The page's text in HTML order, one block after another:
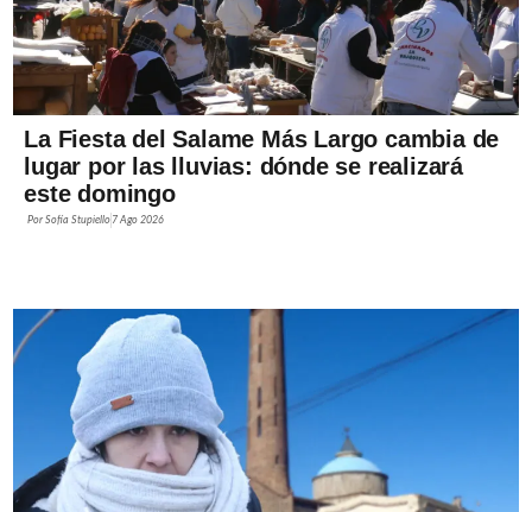
La Fiesta del Salame Más Largo cambia de
lugar por las lluvias: dónde se realizará
este domingo
PorSofía Stupiello 7 Ago 2026